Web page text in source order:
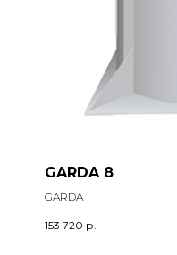
GARDA 8
GARDA
153 720 р.